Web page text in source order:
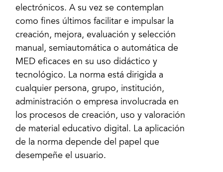
electrónicos. A su vez se contemplan
como fines últimos facilitar e impulsar la
creación, mejora, evaluación y selección
manual, semiautomática o automática de
MED eficaces en su uso didáctico y
tecnológico. La norma está dirigida a
cualquier persona, grupo, institución,
administración o empresa involucrada en
los procesos de creación, uso y valoración
de material educativo digital. La aplicación
de la norma depende del papel que
desempeñe el usuario.